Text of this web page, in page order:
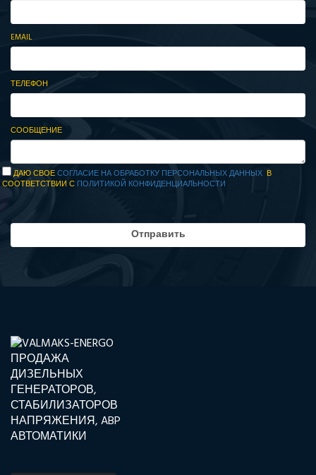
EMAIL
ТЕЛЕФОН
СООБЩЕНИЕ
ДАЮ СВОЕСОГЛАСИЕ НА ОБРАБОТКУ ПЕРСОНАЛЬНЫХ ДАННЫХ В
СООТВЕТСТВИИ С ПОЛИТИКОЙ КОНФИДЕНЦИАЛЬНОСТИ